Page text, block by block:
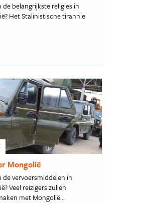
de belangrijkste religies in
Het Stalinistische tirannie
Mongolië
de vervoersmiddelen in
Veel reizigers zullen
met Mongolië...